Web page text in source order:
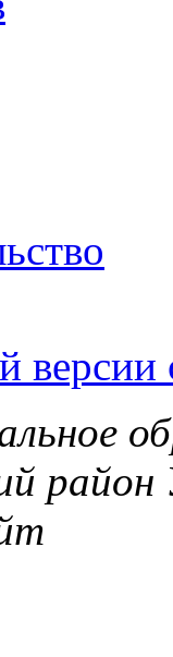
версии
район